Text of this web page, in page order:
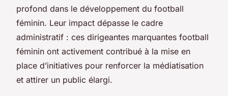
profond dans le développement du football
féminin. Leur impact dépasse le cadre
administratif : ces dirigeantes marquantes football
féminin ont activement contribué à la mise en
place d’initiatives pour renforcer la médiatisation
et attirer un public élargi.